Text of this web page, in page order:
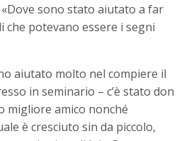
«Dove sono stato aiutato a far
che potevano essere i segni
aiutato molto nel compiere il
in seminario – c’è stato don
migliore amico nonché
è cresciuto sin da piccolo,